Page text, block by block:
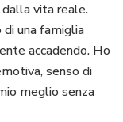
vita reale.
di una famiglia
accadendo. Ho
senso di
meglio senza